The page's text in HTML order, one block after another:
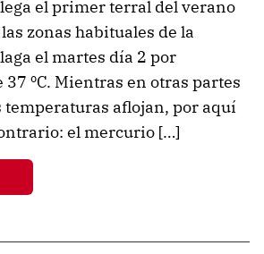
el primer terral del verano
zonas habituales de la
el martes día 2 por
ºC. Mientras en otras partes
temperaturas aflojan, por aquí
el mercurio […]